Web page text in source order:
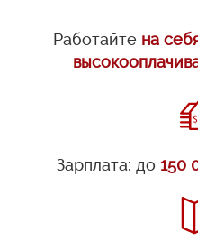
Работайте на
Зарплата: до 150